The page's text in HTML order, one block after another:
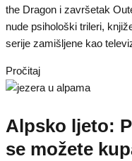
the Dragon i završetak
nude psihološki trileri,
serije zamišljene kao
Pročitaj
Alpsko ljeto:
se možete